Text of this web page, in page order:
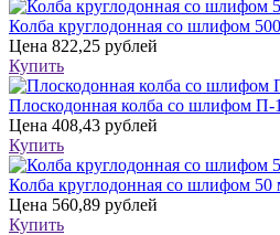
Колба круглодонная со шлифом
Цена 822,25 рублей
Купить
Плоскодонная колба со шлифом П-
Цена 408,43 рублей
Купить
Колба круглодонная со шлифом 50
Цена 560,89 рублей
Купить